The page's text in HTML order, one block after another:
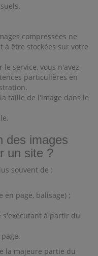
compressées ne
à être stockées sur votre
service, vous n'avez
particulières en
taille de l'image dans le
des images
un site ?
souvent de :
en page, balisage) ;
s'exécutant à partir du
la majeure partie du